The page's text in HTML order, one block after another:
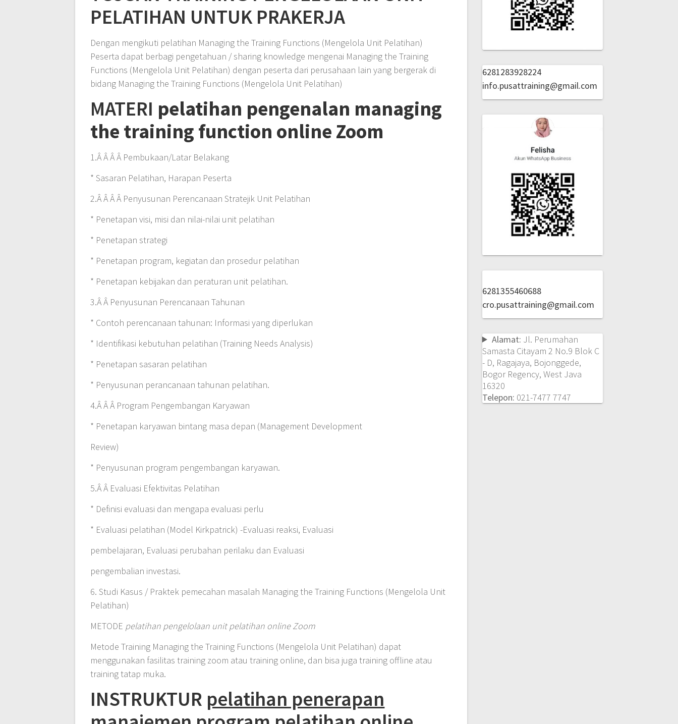
PELATIHAN UNTUK PRAKERJA
Dengan mengikuti pelatihan Managing the Training Functions (Mengelola Unit Pelatihan)
Peserta dapat berbagi pengetahuan / sharing knowledge mengenai Managing the Training
Functions (Mengelola Unit Pelatihan) dengan peserta dari perusahaan lain yang bergerak di
bidang Managing the Training Functions (Mengelola Unit Pelatihan)
MATERI pelatihan pengenalan managing
the training function online Zoom
1.Â Â Â Â Pembukaan/Latar Belakang
* Sasaran Pelatihan, Harapan Peserta
2.Â Â Â Â Penyusunan Perencanaan Stratejik Unit Pelatihan
* Penetapan visi, misi dan nilai-nilai unit pelatihan
* Penetapan strategi
* Penetapan program, kegiatan dan prosedur pelatihan
* Penetapan kebijakan dan peraturan unit pelatihan.
3.Â Â Penyusunan Perencanaan Tahunan
* Contoh perencanaan tahunan: Informasi yang diperlukan
* Identifikasi kebutuhan pelatihan (Training Needs Analysis)
* Penetapan sasaran pelatihan
* Penyusunan perancanaan tahunan pelatihan.
4.Â Â Â Program Pengembangan Karyawan
* Penetapan karyawan bintang masa depan (Management Development
Review)
* Penyusunan program pengembangan karyawan.
5.Â Â Evaluasi Efektivitas Pelatihan
* Definisi evaluasi dan mengapa evaluasi perlu
* Evaluasi pelatihan (Model Kirkpatrick) -Evaluasi reaksi, Evaluasi
pembelajaran, Evaluasi perubahan perilaku dan Evaluasi
pengembalian investasi.
6. Studi Kasus / Praktek pemecahan masalah Managing the Training Functions (Mengelola Unit
Pelatihan)
METODE pelatihan pengelolaan unit pelatihan online Zoom
Metode Training Managing the Training Functions (Mengelola Unit Pelatihan) dapat
menggunakan fasilitas training zoom atau training online, dan bisa juga training offline atau
training tatap muka.
INSTRUKTUR pelatihan penerapan
6281283928224
info.pusattraining@gmail.com
6281355460688
cro.pusattraining@gmail.com
Alamat: Jl. Perumahan
Samasta Citayam 2 No.9 Blok C
- D, Ragajaya, Bojonggede,
Bogor Regency, West Java
16320
Telepon: 021-7477 7747